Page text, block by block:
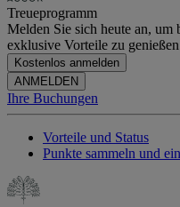
Treueprogramm
Melden Sie sich heute an, um
exklusive Vorteile zu
Kostenlos anmelden
ANMELDEN
Ihre Buchungen
Vorteile und Status
Punkte sammeln und